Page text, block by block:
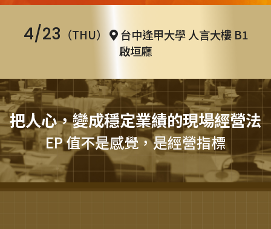
4/23 （THU）
台中逢甲大學 人言大樓 B1
啟垣廳
把人心，變成穩定業績的現場經營法
EP 值不是感覺，是經營指標